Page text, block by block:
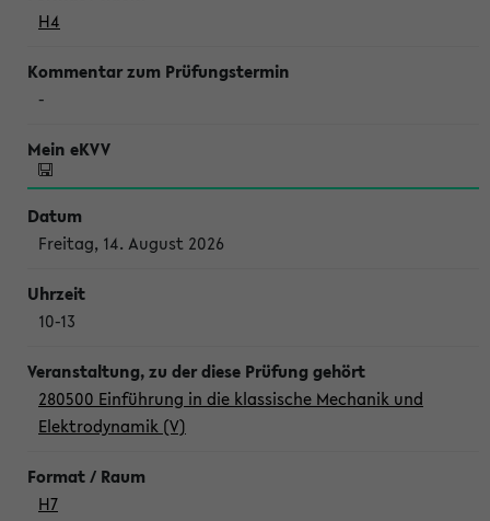
H4
-
Freitag, 14. August 2026
10-13
280500 Einführung in die klassische Mechanik und
Elektrodynamik (V)
H7